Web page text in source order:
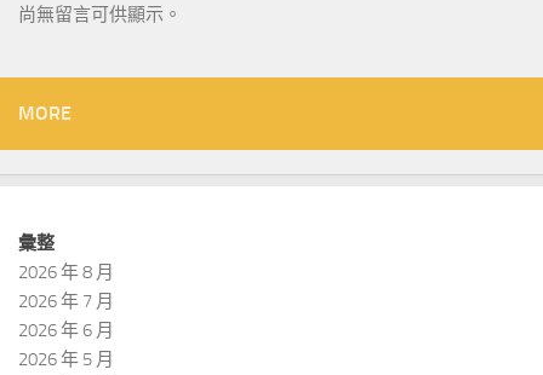
尚無留言可供顯示。
MORE
彙整
2026 年 8 月
2026 年 7 月
2026 年 6 月
2026 年 5 月